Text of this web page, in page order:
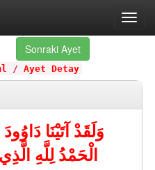
Sonraki Ayet
/ Ayet Detay
وَلَقَدْ آتَيْنَا
الْحَمْدُ لِلَّهِ